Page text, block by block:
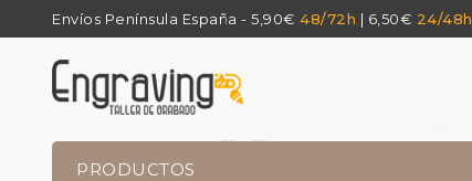
Envíos Península España - 5,90€ 48/72h | 6,50€ 24/48h
PRODUCTOS